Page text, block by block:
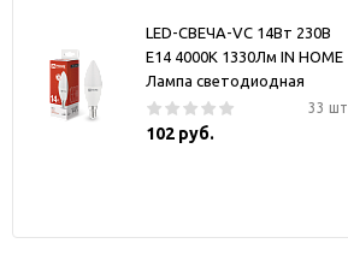
LED-СВЕЧА-VC 14Вт 230В
E14 4000K 1330Лм IN HOME
Лампа светодиодная
33 шт
102 руб.